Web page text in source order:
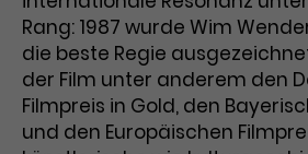
Anbieter Google Analytics
Laufzeit 1 Minute
Das ist ein von
gesetztes Cookie.
Daten werden nur
Zweck
Dieses Cookie wird
Werbeanzeigen zu
Remarketing-
bereitzustellen.
Rang: 1987 wurde Wim
die beste Regie
der Film unter anderem den
Filmpreis in Gold, den
und den Europäischen